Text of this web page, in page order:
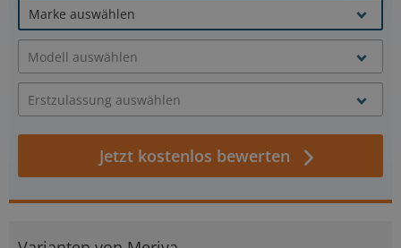
Jetzt kostenlos bewerten